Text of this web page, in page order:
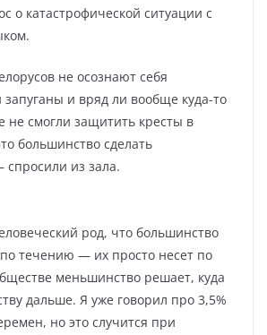
о катастрофической ситуации с
не осознают себя
и вряд ли вообще куда-то
смогли защитить кресты в
большинство сделать
спросили из зала.
род, что большинство
течению — их просто несет по
меньшинство решает, куда
дальше. Я уже говорил про 3,5%
но это случится при